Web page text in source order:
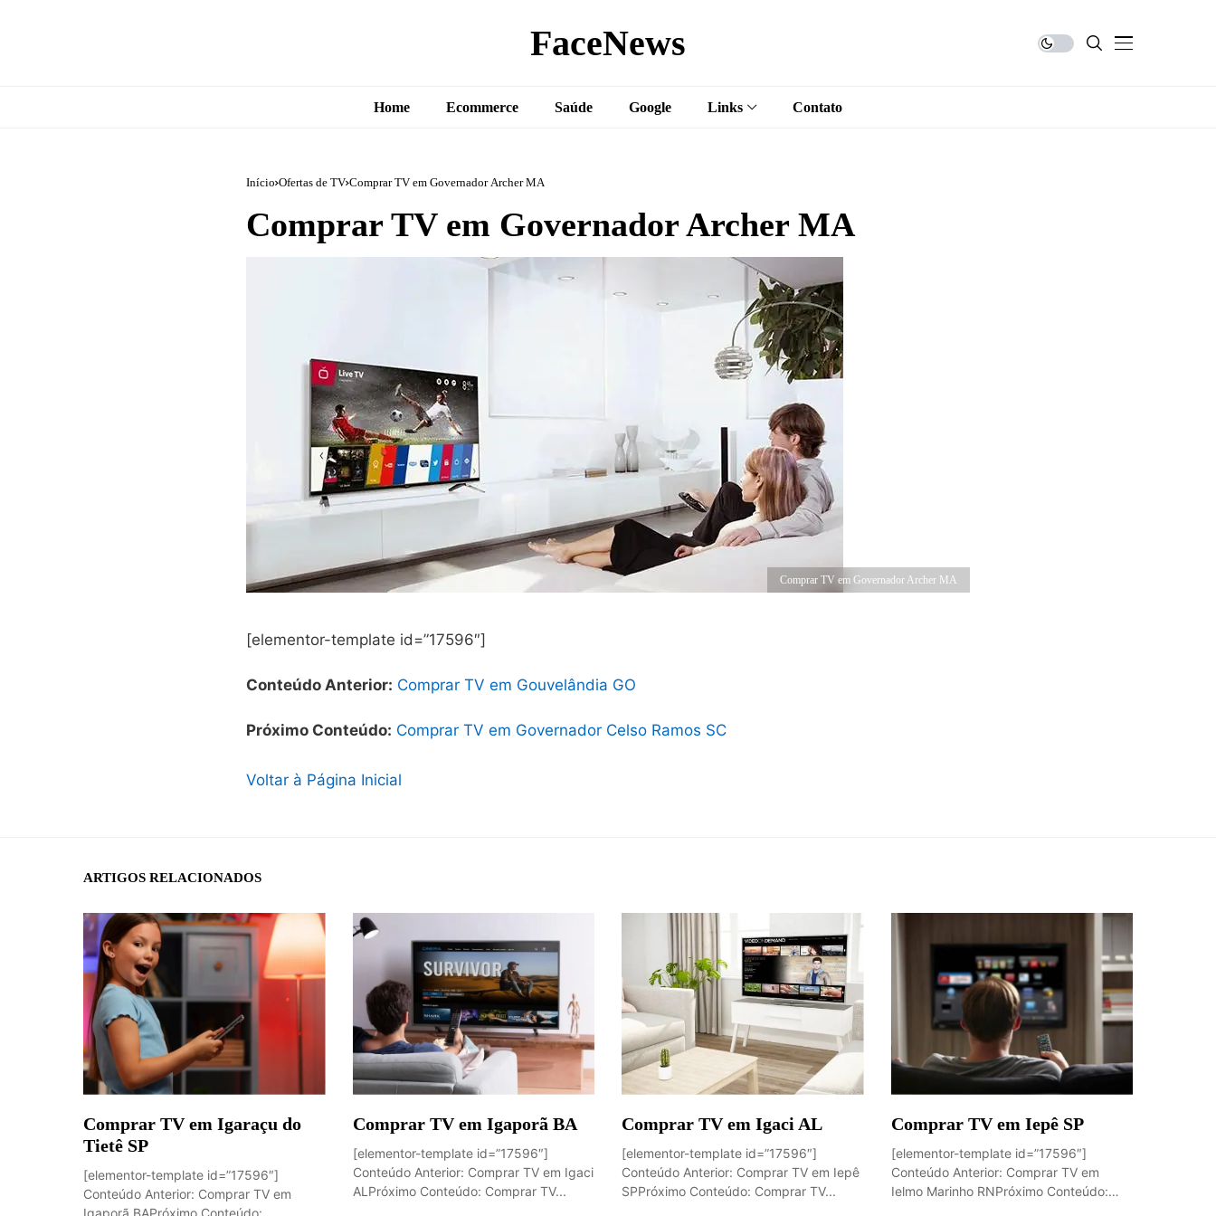
FaceNews
Home Ecommerce Saúde Google Links Contato
Início Ofertas de TV Comprar TV em Governador Archer MA
Comprar TV em Governador Archer MA
Comprar TV em Governador Archer MA
[elementor-template id=”17596″]
Conteúdo Anterior: Comprar TV em Gouvelândia GO
Próximo Conteúdo: Comprar TV em Governador Celso Ramos SC
Voltar à Página Inicial
ARTIGOS RELACIONADOS
Comprar TV em Igaraçu do
Tietê SP
[elementor-template id=”17596″]
Conteúdo Anterior: Comprar TV em
Igaporã BAPróximo Conteúdo:
Comprar TV em Igaporã BA
[elementor-template id=”17596″]
Conteúdo Anterior: Comprar TV em Igaci
ALPróximo Conteúdo: Comprar TV...
Comprar TV em Igaci AL
[elementor-template id=”17596″]
Conteúdo Anterior: Comprar TV em Iepê
SPPróximo Conteúdo: Comprar TV...
Comprar TV em Iepê SP
[elementor-template id=”17596″]
Conteúdo Anterior: Comprar TV em
Ielmo Marinho RNPróximo Conteúdo: